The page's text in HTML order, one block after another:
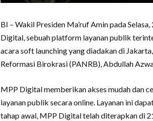
BI – Wakil Presiden Ma’ruf Amin pada
Digital, sebuah platform layanan publik
acara soft launching yang diadakan di
Reformasi Birokrasi (PANRB), Abdullah
MPP Digital memberikan akses mudah dan
layanan publik secara online. Layanan ini
tahap awal, MPP Digital telah diterapkan di